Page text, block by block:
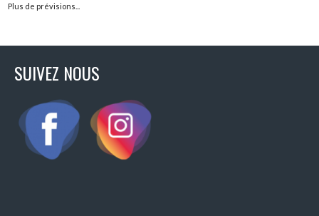
Plus de prévisions...
SUIVEZ NOUS